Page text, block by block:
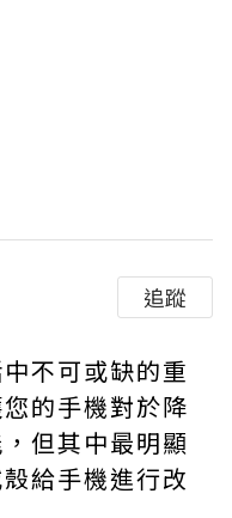
追蹤
不可或缺的重
的手機對於降
但其中最明顯
給手機進行改